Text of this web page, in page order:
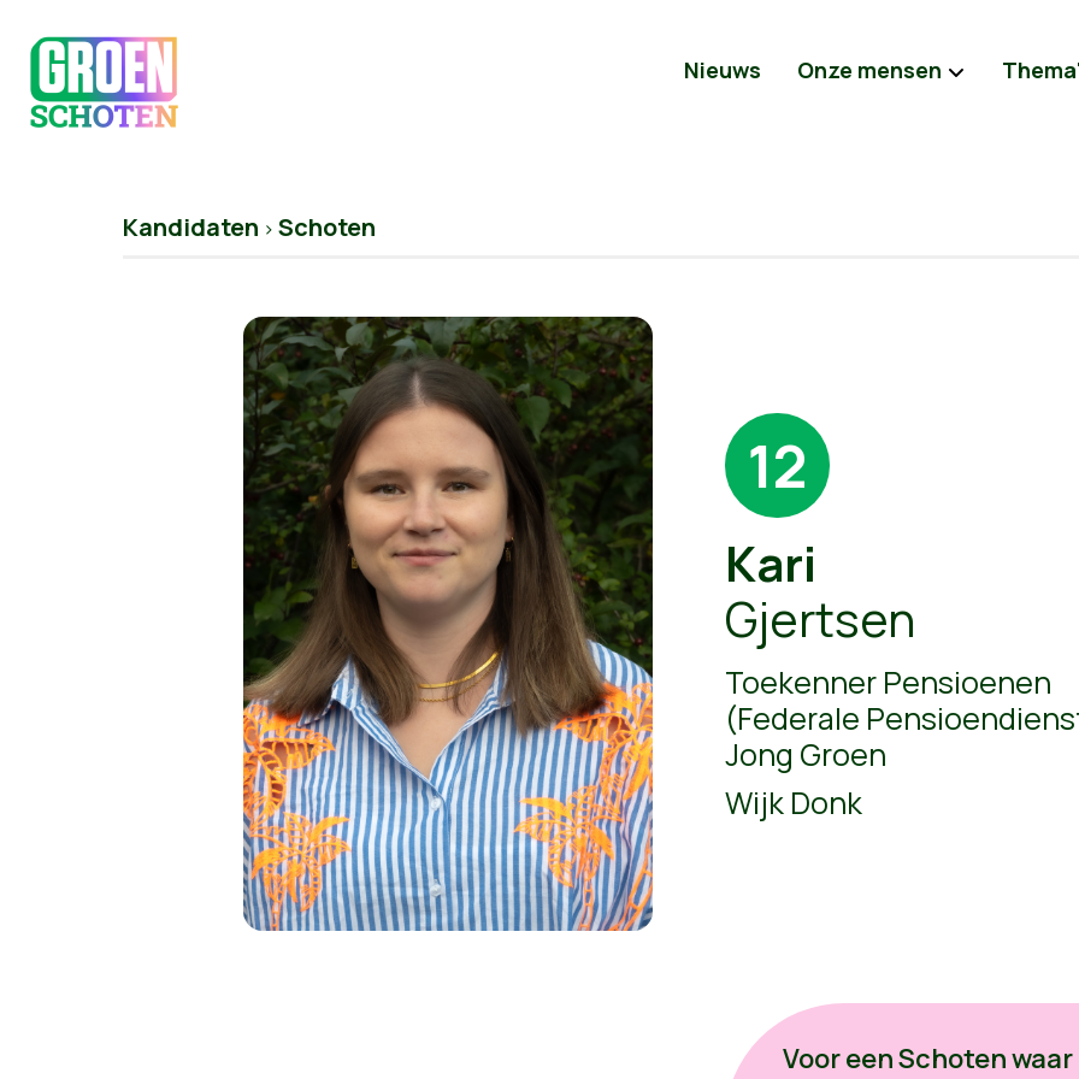
Nieuws Onze mensen
Kandidaten > Schoten
12
Kari
Gjertsen
Toekenner Pensioenen
(Federale
Jong Groen
Wijk Donk
Voor een Schoten